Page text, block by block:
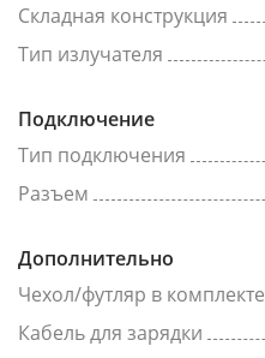
Складная конструкция
Тип излучателя
Подключение
Тип подключения
Разъем
Дополнительно
Чехол/футляр в комплекте
Кабель для зарядки